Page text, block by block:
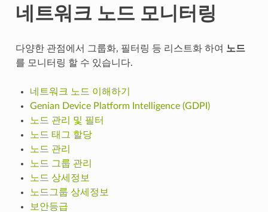
네트워크 노드 모니터링
다양한 관점에서 그룹화, 필터링 등 리스트화 하여 노드
를 모니터링 할 수 있습니다.
네트워크 노드 이해하기
Genian Device Platform Intelligence (GDPI)
노드 관리 및 필터
노드 태그 할당
노드 관리
노드 그룹 관리
노드 상세정보
노드그룹 상세정보
보안등급